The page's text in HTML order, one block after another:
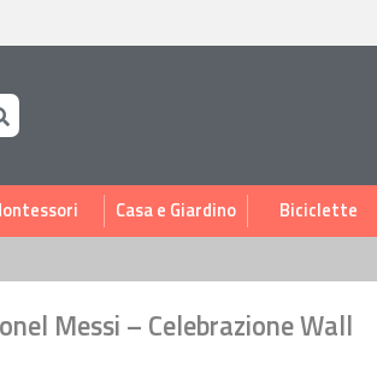
Casa e Giardino Biciclette
Messi – Celebrazione Wall